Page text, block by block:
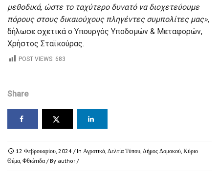
μεθοδικά, ώστε το ταχύτερο δυνατό να διοχετεύουμε
πόρους στους δικαιούχους πληγέντες συμπολίτες μας»,
δήλωσε σχετικά ο Υπουργός Υποδομών & Μεταφορών,
Χρήστος Σταϊκούρας.
POST VIEWS: 683
Share
12 Φεβρουαρίου, 2024 / In Αγροτικά, Δελτία Τύπου, Δήμος Δομοκού, Κύριο
Θέμα, Φθιώτιδα / By author /